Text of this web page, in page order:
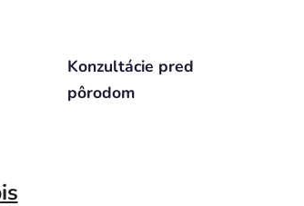
Konzultácie pred
pôrodom